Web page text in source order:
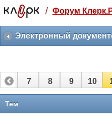
Святые угодники,
прекрасен:)
3 месяца
259
-10%
полгода
499 ₽
/ Форум
6 7 8 9 10
22
Тем